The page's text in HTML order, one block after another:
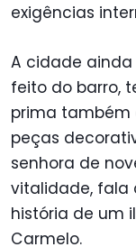
exigências
A cidade
feito do barro,
prima também
peças
senhora de
vitalidade, fala
história de um
Carmelo.